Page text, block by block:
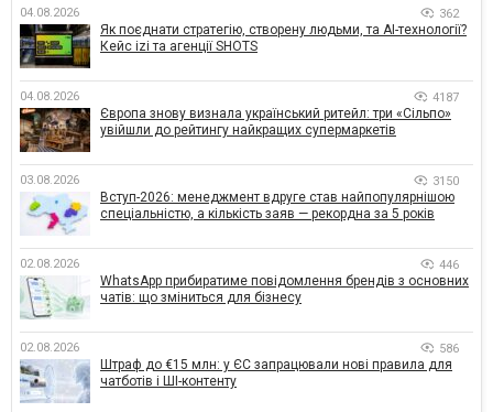
04.08.2026 362
Як поєднати стратегію, створену людьми, та AI-технології?
Кейс izi та агенції SHOTS
04.08.2026 4187
Європа знову визнала український ритейл: три «Сільпо»
увійшли до рейтингу найкращих супермаркетів
03.08.2026 3150
Вступ-2026: менеджмент вдруге став найпопулярнішою
спеціальністю, а кількість заяв — рекордна за 5 років
02.08.2026 446
WhatsApp прибиратиме повідомлення брендів з основних
чатів: що зміниться для бізнесу
02.08.2026 586
Штраф до €15 млн: у ЄС запрацювали нові правила для
чатботів і ШІ-контенту